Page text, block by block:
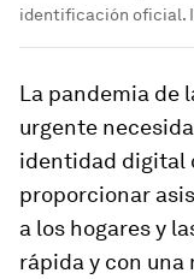
identificación oficial.
La pandemia de
urgente
identidad digital
proporcionar
a los hogares y
rápida y con una